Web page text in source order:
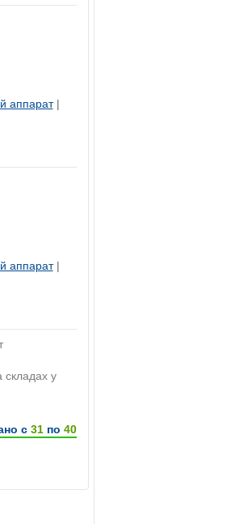
аппарат|
аппарат|
складах у
с 31по 40